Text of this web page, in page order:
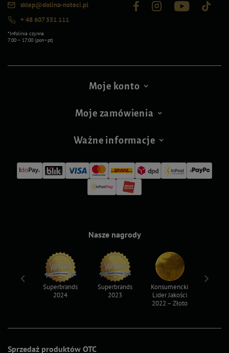
sklep@dolina-noteci.pl
+ 48 607 551 111
*Infolinia czynna
7:00 – 17:00 (pon–pt)
Moje konto
Moje zamówienia
Ważne informacje
Sprzedaż produktów OTC
Nasze nagrody
Superbrands
2024
Superbrands
2023
Konsumencki
Lider Jakości
2022 – Złoto